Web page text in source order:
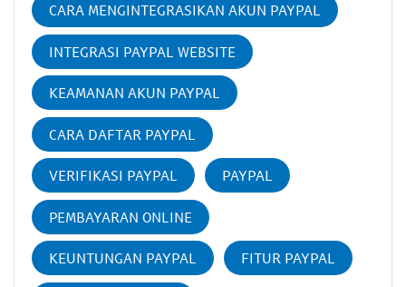
CARA MENGINTEGRASIKAN AKUN PAYPAL
INTEGRASI PAYPAL WEBSITE
KEAMANAN AKUN PAYPAL
CARA DAFTAR PAYPAL
VERIFIKASI PAYPAL PAYPAL
PEMBAYARAN ONLINE
KEUNTUNGAN PAYPAL FITUR PAYPAL